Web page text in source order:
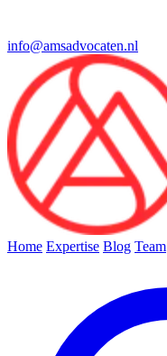
info@amsadvocaten.nl
Home Expertise Blog Team